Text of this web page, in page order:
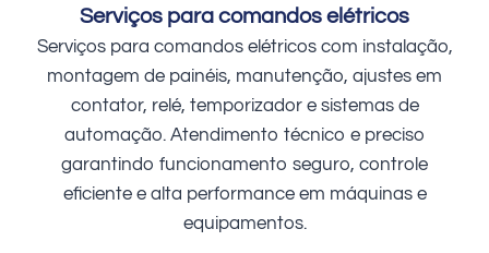
Serviços para comandos elétricos
Serviços para comandos elétricos com instalação,
montagem de painéis, manutenção, ajustes em
contator, relé, temporizador e sistemas de
automação. Atendimento técnico e preciso
garantindo funcionamento seguro, controle
eficiente e alta performance em máquinas e
equipamentos.